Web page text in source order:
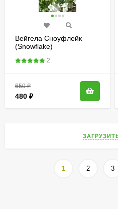
Вейгела Сноуфлейк
(Snowflake)
2
650₽
480 ₽
1 2 3